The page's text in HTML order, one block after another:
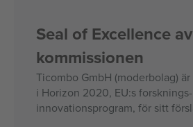
Seal of Excellence
kommissionen
Ticombo GmbH (moderbolag)
i Horizon 2020, EU:s
innovationsprogram, för sitt